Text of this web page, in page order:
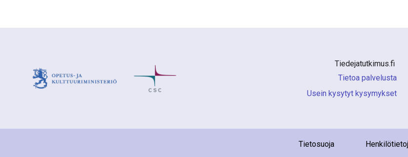
Tiedejatutkimus.fi
Tietoa palvelusta
Usein kysytyt kysymykset
Tietosuoja